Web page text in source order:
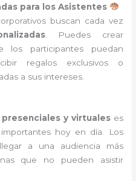
para los Asistentes
buscan cada vez
. Puedes crear
los participantes puedan
regalos exclusivos o
a sus intereses.
y virtualeses
hoy en día. Los
a una audiencia más
que no pueden asistir